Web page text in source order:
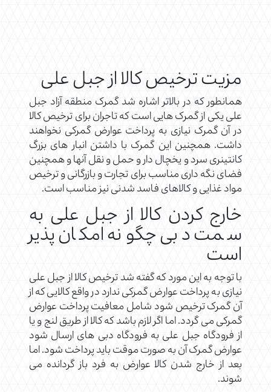
مزیت ترخیص کالا از جبل علی
همانطور که در بالاتر اشاره شد گمرک منطقه آزاد جبل
علی یکی از گمرک هایی است که تاجران برای ترخیص کالا
در آن گمرک نیازی به پرداخت عوارض گمرکی نخواهند
داشت. همچنین این گمرک با داشتن انبار های بزرگ
کانتینری سرد و یخچال دار و حمل و نقل آنها و همچنین
فضای نگه داری مناسب برای تجارت و بازرگانی و ترخیص
مواد غذایی و کالاهای فاسد شدنی نیز مناسب است.
خارج کردن کالا از جبل علی به
سمت دبی چگونه امکان پذیر
است
با توجه به این مورد که گفته شد ترخیص کالا از جبل علی
نیازی به پرداخت عوارض گمرکی ندارد در واقع کالایی که از
آن گمرک ترخیص شود شامل معافیت پرداخت عوارض
گمرکی می گردد. اما اگر لازم باشد که کالا از طریق لنج و یا
از فرودگاه جبل علی به فرودگاه دبی های ارسال شود
عوارض گمرک آن به صورت موقت باید پرداخت شود. اما
بعد از خارج شدن کالا عوارض به فرد باز گردانده می
شوند.